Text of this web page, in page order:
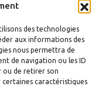
des technologies
aux informations des
nous permettra de
de navigation ou les ID
ou de retirer son
caractéristiques